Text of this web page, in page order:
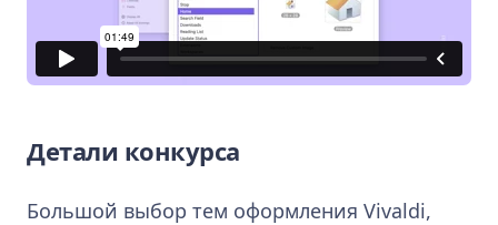
Детали конкурса
Большой выбор тем оформления Vivaldi,